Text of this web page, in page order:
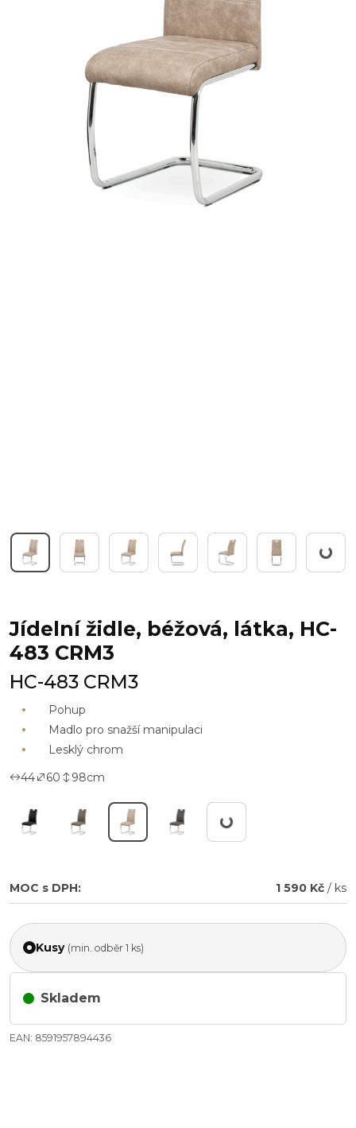
Pracuji...
Jídelní židle, béžová, látka, HC-
483 CRM3
HC-483 CRM3
Pohup
Madlo pro snažší manipulaci
Lesklý chrom
44
60 98cm
Pracuji...
MOC s DPH: 1 590 Kč / ks
Kusy (min. odběr 1 ks)
Skladem
EAN: 8591957894436